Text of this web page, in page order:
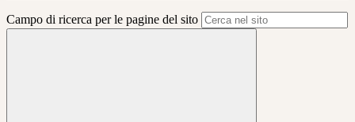
Campo di ricerca per le pagine del sito